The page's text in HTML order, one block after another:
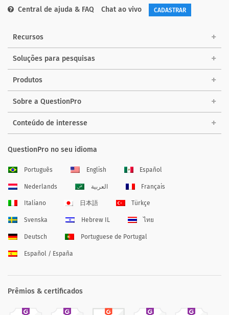
Central de ajuda & FAQ Chat ao vivo CADASTRAR
Recursos
Soluções para pesquisas
Produtos
Sobre a QuestionPro
Conteúdo de interesse
QuestionPro no seu idioma
Português English Español
Nederlands العربية Français
Italiano 日本語 Türkçe
Svenska Hebrew IL ไทย
Deutsch Portuguese de Portugal
Español / España
Prêmios & certificados